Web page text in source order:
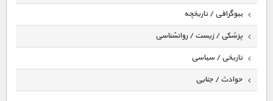
بیوگرافی / تاریخچه
پزشکی / زیست / روانشناسی
تاریخی / سیاسی
حوادث / جنایی